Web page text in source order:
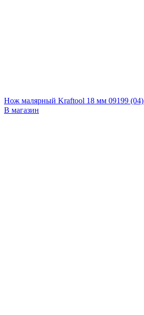
Нож малярный Kraftool 18 мм 09199 (04)
В магазин